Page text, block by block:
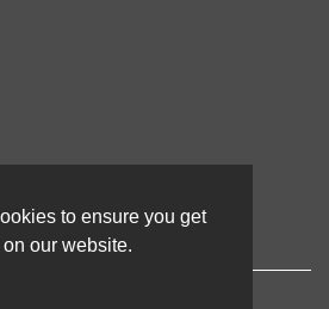
to ensure you get
our website.